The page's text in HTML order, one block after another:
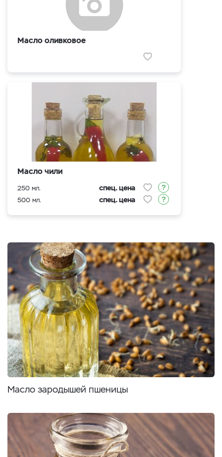
Масло оливковое
Масло чили
250 мл. спец. цена
500 мл. спец. цена
Масло зародышей пшеницы